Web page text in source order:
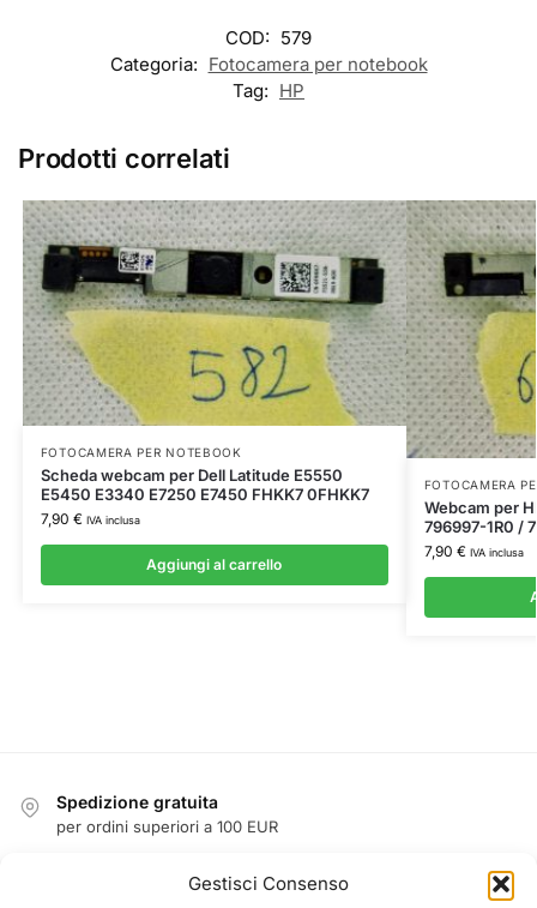
Gestisci Consenso
COD: 579
Categoria: Fotocamera per notebook
Tag: HP
Prodotti correlati
FOTOCAMERA PER NOTEBOOK
Scheda webcam per Dell Latitude E5550
E5450 E3340 E7250 E7450 FHKK7 0FHKK7
7,90 € IVA inclusa
Aggiungi al carrello
FOTOCAMERA
Webcam per
796997-1R0 /
7,90 € IVA inclusa
Spedizione gratuita
per ordini superiori a 100 EUR
garanzia di rimborso